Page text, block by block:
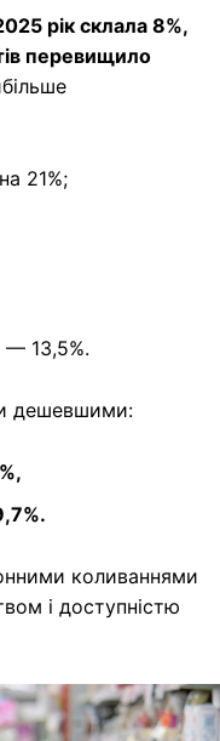
рік склала 8%,
перевищило
21%;
— 13,5%.
дешевшими:
коливаннями
і доступністю